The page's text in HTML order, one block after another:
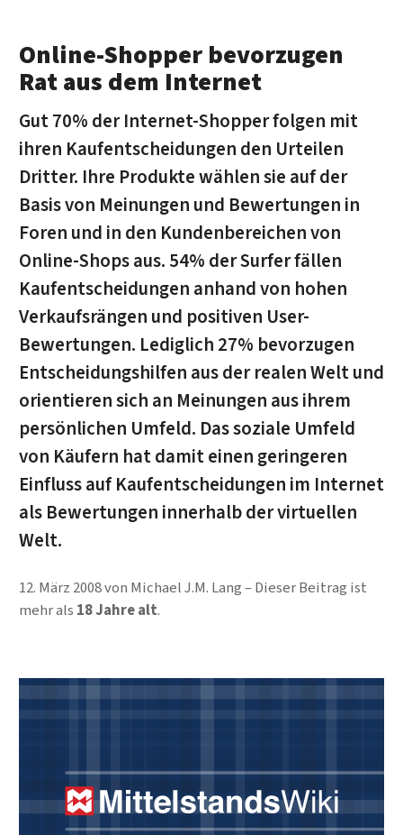
Online-Shopper bevorzugen
Rat aus dem Internet
Gut 70% der Internet-Shopper folgen mit
ihren Kaufentscheidungen den Urteilen
Dritter. Ihre Produkte wählen sie auf der
Basis von Meinungen und Bewertungen in
Foren und in den Kundenbereichen von
Online-Shops aus. 54% der Surfer fällen
Kaufentscheidungen anhand von hohen
Verkaufsrängen und positiven User-
Bewertungen. Lediglich 27% bevorzugen
Entscheidungshilfen aus der realen Welt und
orientieren sich an Meinungen aus ihrem
persönlichen Umfeld. Das soziale Umfeld
von Käufern hat damit einen geringeren
Einfluss auf Kaufentscheidungen im Internet
als Bewertungen innerhalb der virtuellen
Welt.
12. März 2008von Michael J.M. Lang
Dieser Beitrag ist
mehr als 18 Jahre alt.